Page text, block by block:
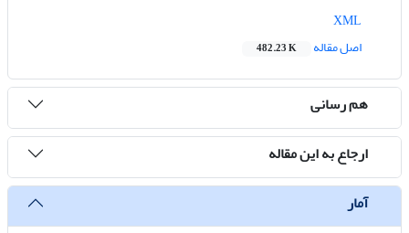
اصل مقاله
482.23 K
هم رسانی
ارجاع به این مقاله
آمار